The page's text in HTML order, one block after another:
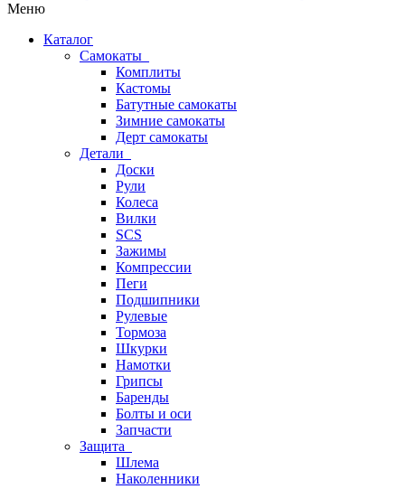
Меню
Каталог
Самокаты
Комплиты
Кастомы
Батутные самокаты
Зимние самокаты
Дерт самокаты
Детали
Доски
Рули
Колеса
Вилки
SCS
Зажимы
Компрессии
Пеги
Подшипники
Рулевые
Тормоза
Шкурки
Намотки
Грипсы
Баренды
Болты и оси
Запчасти
Защита
Шлема
Наколенники